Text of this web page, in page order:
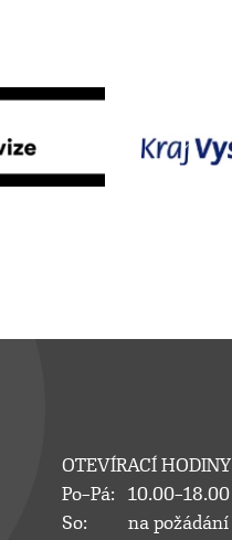
OTEVÍRACÍ HODINY
Po–Pá:
10.00–18.00
So:
na požádání